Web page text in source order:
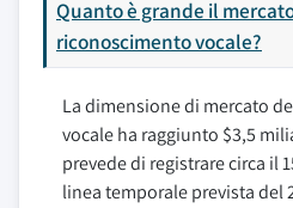
Quanto è grande il
riconoscimento vocale?
La dimensione di mercato
vocale ha raggiunto $3,5
prevede di registrare circa il
linea temporale prevista del